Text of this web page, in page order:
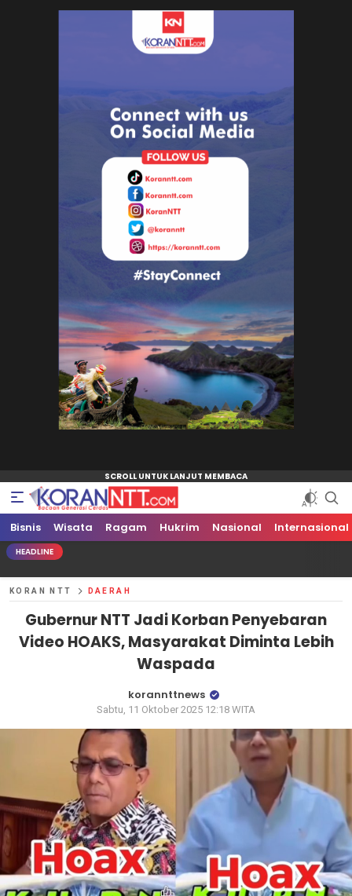
Koran NTT
Bacaan Generasi Cerdas
Bisnis Wisata Ragam Hukrim Nasional Internasional
HEADLINE
KORAN NTT DAERAH
Gubernur NTT Jadi Korban Penyebaran
Video HOAKS, Masyarakat Diminta Lebih
Waspada
korannttnews
Sabtu, 11 Oktober 2025 12:18 WITA